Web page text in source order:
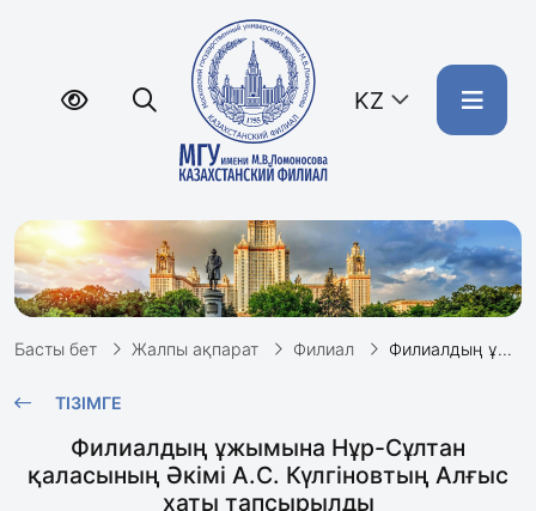
KZ
Басты бет Жалпы ақпарат Филиал Филиалдың ұжымына Нұр-Сұлтан қаласының Әкімі А.С. Күлгіновтың Алғыс хаты тапсырылды
ТІЗІМГЕ
Филиалдың ұжымына Нұр-Сұлтан
қаласының Әкімі А.С. Күлгіновтың Алғыс
хаты тапсырылды